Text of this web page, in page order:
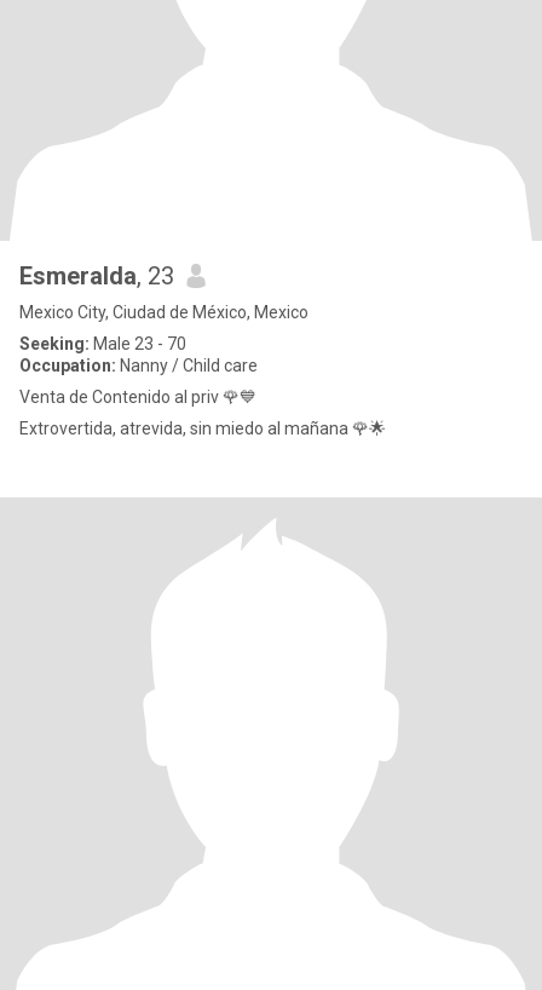
Esmeralda, 23
Mexico City, Ciudad de México, Mexico
Seeking: Male 23 - 70
Occupation: Nanny / Child care
Venta de Contenido al priv 🌹💙
Extrovertida, atrevida, sin miedo al mañana 🌹🌟